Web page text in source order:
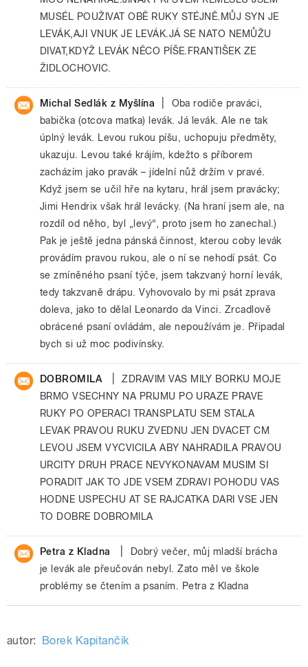
MUSÉL POUŽIVAT OBĚ RUKY STÉJNĚ.MŮJ SYN JE
LEVÁK,AJI VNUK JE LEVÁK.JÁ SE NATO NEMŮŽU
DIVAT,KDYŽ LEVÁK NĚCO PÍŠE.FRANTIŠEK ZE
ŽIDLOCHOVIC.
Michal Sedlák z Myšlína
Oba rodiče praváci,
babička (otcova matka) levák. Já levák. Ale ne tak
úplný levák. Levou rukou píšu, uchopuju předměty,
ukazuju. Levou také krájím, kdežto s příborem
zacházím jako pravák – jídelní nůž držím v pravé.
Když jsem se učil hře na kytaru, hrál jsem pravácky;
Jimi Hendrix však hrál levácky. (Na hraní jsem ale, na
rozdíl od něho, byl „levý“, proto jsem ho zanechal.)
Pak je ještě jedna pánská činnost, kterou coby levák
provádím pravou rukou, ale o ní se nehodí psát. Co
se zmíněného psaní týče, jsem takzvaný horní levák,
tedy takzvaně drápu. Vyhovovalo by mi psát zprava
doleva, jako to dělal Leonardo da Vinci. Zrcadlově
obrácené psaní ovládám, ale nepoužívám je. Připadal
bych si už moc podivínsky.
DOBROMILA
ZDRAVIM VAS MILY BORKU MOJE
BRMO VSECHNY NA PRIJMU PO URAZE PRAVE
RUKY PO OPERACI TRANSPLATU SEM STALA
LEVAK PRAVOU RUKU ZVEDNU JEN DVACET CM
LEVOU JSEM VYCVICILA ABY NAHRADILA PRAVOU
URCITY DRUH PRACE NEVYKONAVAM MUSIM SI
PORADIT JAK TO JDE VSEM ZDRAVI POHODU VAS
HODNE USPECHU AT SE RAJCATKA DARI VSE JEN
TO DOBRE DOBROMILA
Petra z Kladna
Dobrý večer, můj mladší brácha
je levák ale přeučován nebyl. Zato měl ve škole
problémy se čtením a psaním. Petra z Kladna
autor: Borek Kapitančik